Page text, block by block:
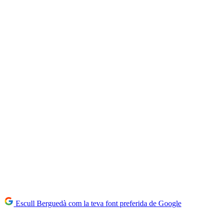
Escull Berguedà com la teva font preferida de Google